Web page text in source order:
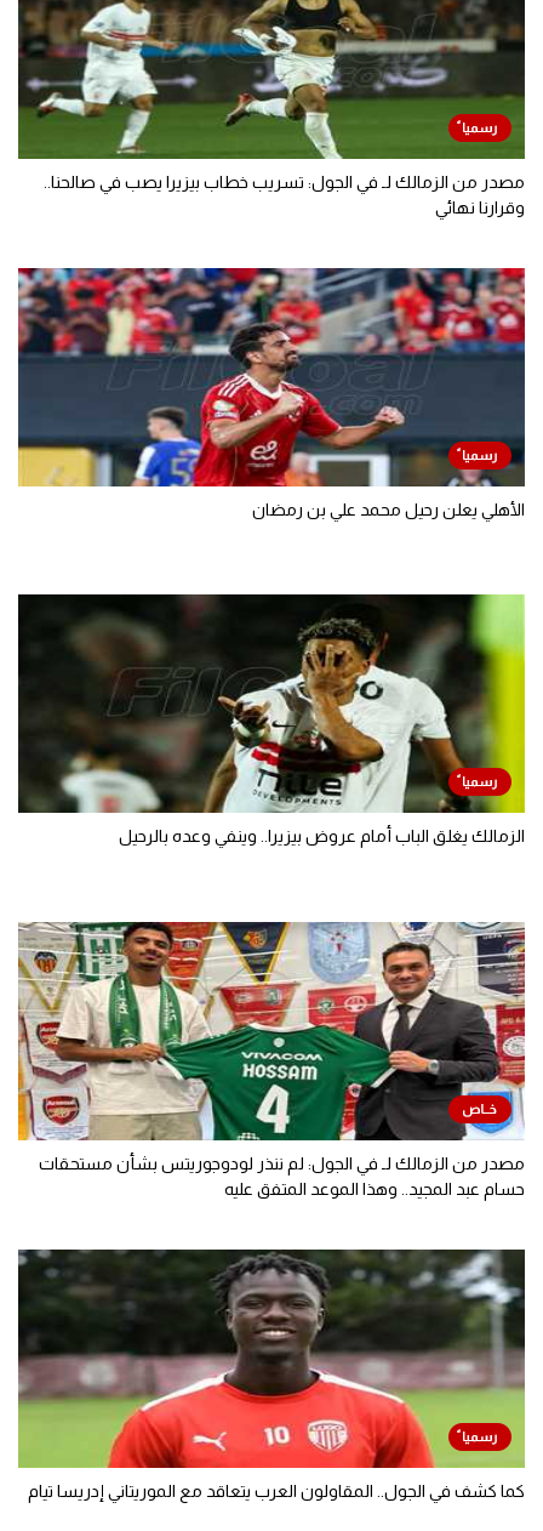
مصدر من الزمالك لـ في الجول: تسريب خطاب بيزيرا يصب في صالحنا..
وقرارنا نهائي
الأهلي يعلن رحيل محمد علي بن رمضان
الزمالك يغلق الباب أمام عروض بيزيرا.. وينفي وعده بالرحيل
مصدر من الزمالك لـ في الجول: لم ننذر لودوجوريتس بشأن مستحقات
حسام عبد المجيد.. وهذا الموعد المتفق عليه
كما كشف في الجول.. المقاولون العرب يتعاقد مع الموريتاني إدريسا تيام